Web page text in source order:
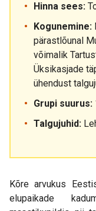
Hinna sees:
Kogunemine:
pärastlõunal
võimalik
Üksikasjade
ühendust
Grupi suurus:
Talgujuhid:
Kõre arvukus
elupaikade